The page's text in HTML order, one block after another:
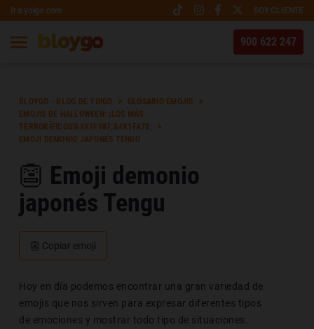
Ir a yoigo.com SOY CLIENTE
900 622 247
BLOYGO - BLOG DE YOIGO
GLOSARIO EMOJIS
EMOJIS DE HALLOWEEN: ¡LOS MÁS
TERRORÍFICOS!&#X1F987;&#X1FA78;
EMOJI DEMONIO JAPONÉS TENGU
👺 Emoji demonio
japonés Tengu
👺 Copiar emoji
Hoy en día podemos encontrar una gran variedad de
emojis que nos sirven para expresar diferentes tipos
de emociones y mostrar todo tipo de situaciones.